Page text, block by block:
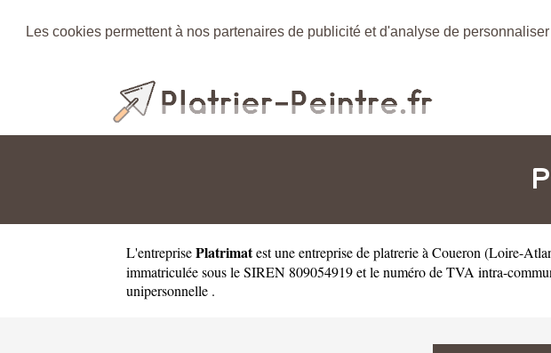
Les cookies permettent à nos partenaires de publicité et d'analyse de
L'entreprisePlatrimatest uneentreprise de platrerie à Coueron (Loire-
immatriculée sous le SIREN 809054919 et le numéro de TVA intra-
unipersonnelle .